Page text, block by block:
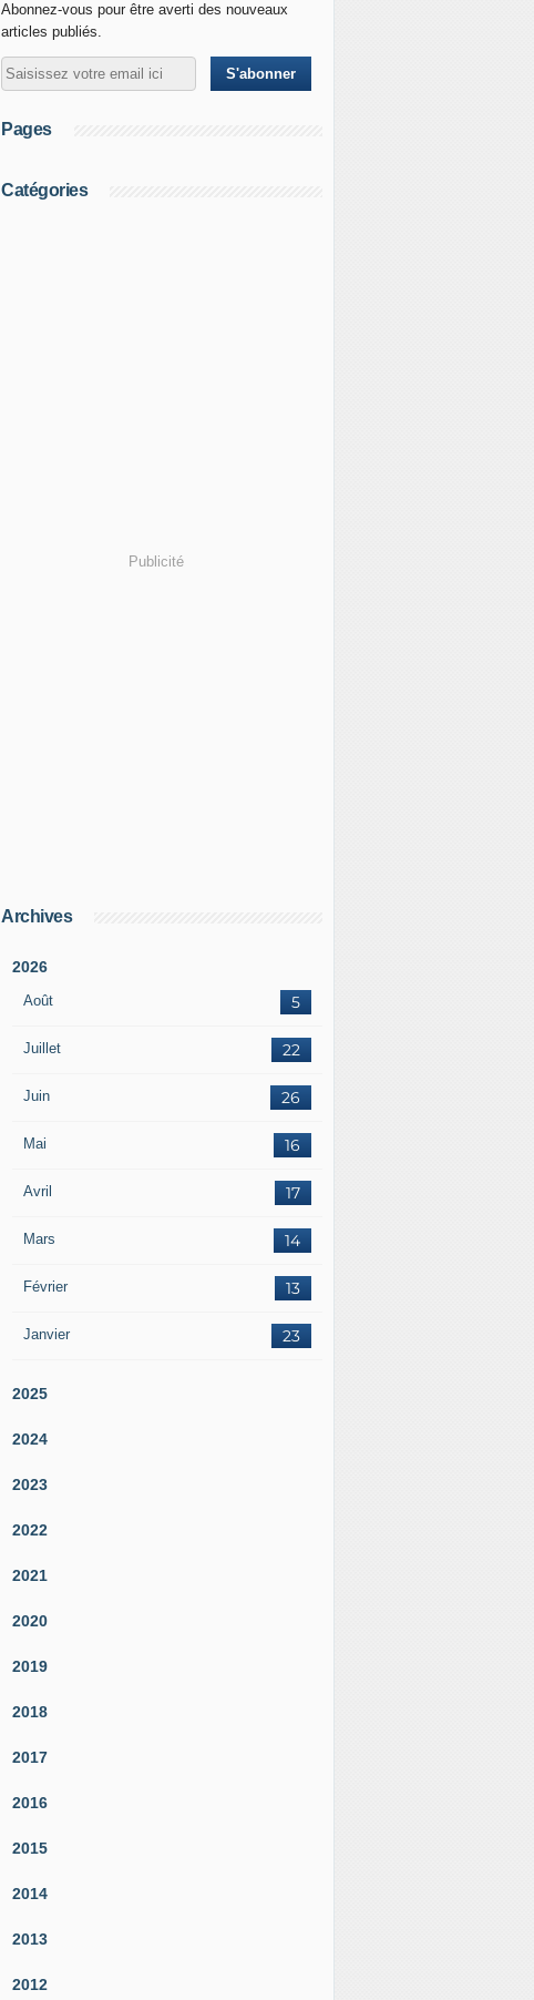
Abonnez-vous pour être averti des nouveaux
articles publiés.
Pages
Catégories
Publicité
Archives
2026
Août 5
Juillet 22
Juin 26
Mai 16
Avril 17
Mars 14
Février 13
Janvier 23
2025
2024
2023
2022
2021
2020
2019
2018
2017
2016
2015
2014
2013
2012